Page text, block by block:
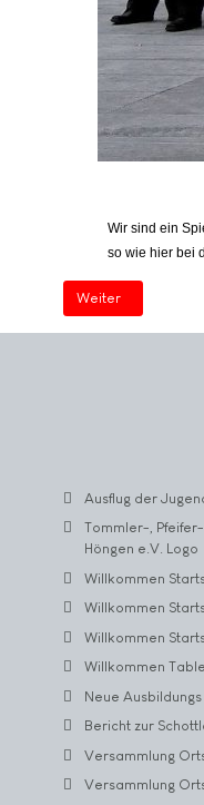
Wir sind ein
so wie hier bei
Nächster Beitrag:
Weiter
Ausflug der
Tommler-,
Höngen e.V. Logo
Willkommen
Willkommen
Willkommen
Willkommen
Neue Ausbildungs
Bericht zur
Versammlung
Versammlung